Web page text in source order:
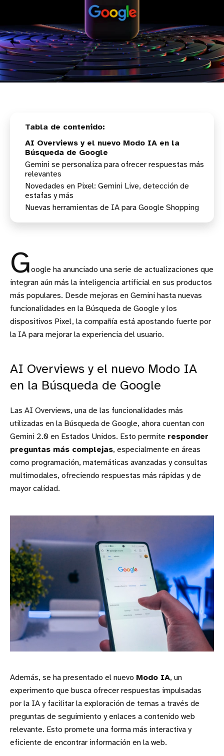
AI Overviews y el nuevo Modo IA en la
Búsqueda de Google
Gemini se personaliza para ofrecer respuestas más
relevantes
Novedades en Pixel: Gemini Live, detección de
estafas y más
Nuevas herramientas de IA para Google Shopping
Google ha anunciado una serie de actualizaciones que
integran aún más la inteligencia artificial en sus productos
más populares. Desde mejoras en Gemini hasta nuevas
funcionalidades en la Búsqueda de Google y los
dispositivos Pixel, la compañía está apostando fuerte por
la IA para mejorar la experiencia del usuario.
AI Overviews y el nuevo Modo IA
en la Búsqueda de Google
Las AI Overviews, una de las funcionalidades más
utilizadas en la Búsqueda de Google, ahora cuentan con
Gemini 2.0 en Estados Unidos. Esto permite responder
preguntas más complejas, especialmente en áreas
como programación, matemáticas avanzadas y consultas
multimodales, ofreciendo respuestas más rápidas y de
mayor calidad.
Además, se ha presentado el nuevo Modo IA, un
experimento que busca ofrecer respuestas impulsadas
por la IA y facilitar la exploración de temas a través de
preguntas de seguimiento y enlaces a contenido web
relevante. Esto promete una forma más interactiva y
eficiente de encontrar información en la web.